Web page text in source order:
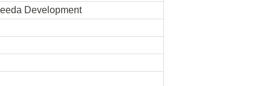
Development